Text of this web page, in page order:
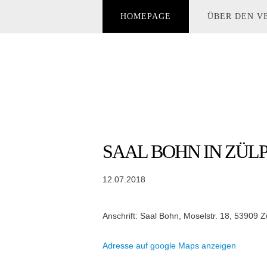
HOMEPAGE ÜBER DEN
SAAL BOHN IN
12.07.2018
Anschrift: Saal Bohn, Moselstr. 18, 53909
Adresse auf google Maps anzeigen